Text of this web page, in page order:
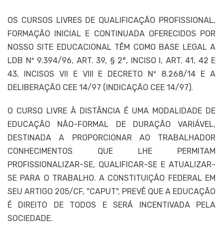
OS CURSOS LIVRES DE QUALIFICAÇÃO PROFISSIONAL,
FORMAÇÃO INICIAL E CONTINUADA OFERECIDOS POR
NOSSO SITE EDUCACIONAL TÊM COMO BASE LEGAL A
LDB Nº 9.394/96, ART. 39, § 2°, INCISO I, ART. 41, 42 E
43, INCISOS VII E VIII E DECRETO Nº 8.268/14 E A
DELIBERAÇÃO CEE 14/97 (INDICAÇÃO CEE 14/97).
O CURSO LIVRE À DISTÂNCIA É UMA MODALIDADE DE
EDUCAÇÃO NÃO-FORMAL DE DURAÇÃO VARIÁVEL,
DESTINADA A PROPORCIONAR AO TRABALHADOR
CONHECIMENTOS QUE LHE PERMITAM
PROFISSIONALIZAR-SE, QUALIFICAR-SE E ATUALIZAR-
SE PARA O TRABALHO. A CONSTITUIÇÃO FEDERAL EM
SEU ARTIGO 205/CF, "CAPUT", PREVÊ QUE A EDUCAÇÃO
É DIREITO DE TODOS E SERÁ INCENTIVADA PELA
SOCIEDADE.